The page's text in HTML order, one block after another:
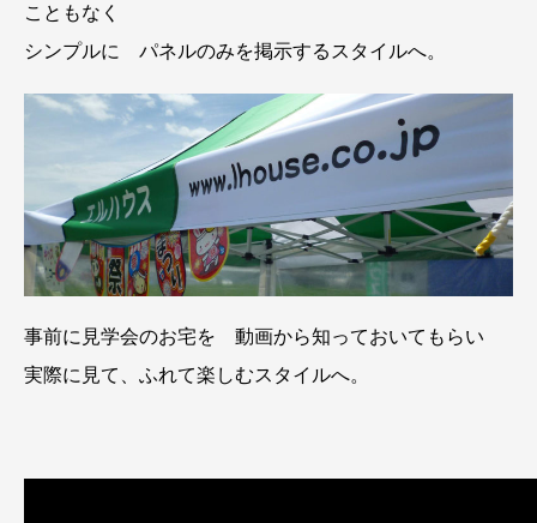
こともなく
シンプルに パネルのみを掲示するスタイルへ。
事前に見学会のお宅を 動画から知っておいてもらい
実際に見て、ふれて楽しむスタイルへ。